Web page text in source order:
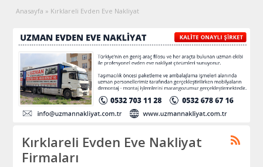
Anasayfa » Kırklareli Evden Eve Nakliyat
Kırklareli Evden Eve Nakliyat
Firmaları